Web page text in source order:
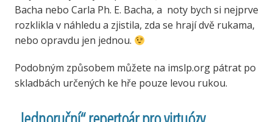
Bacha nebo Carla Ph. E. Bacha, a noty bych si nejprve
rozklikla v náhledu a zjistila, zda se hrají dvě rukama,
nebo opravdu jen jednou.
Podobným způsobem můžete na imslp.org pátrat po
skladbách určených ke hře pouze levou rukou.